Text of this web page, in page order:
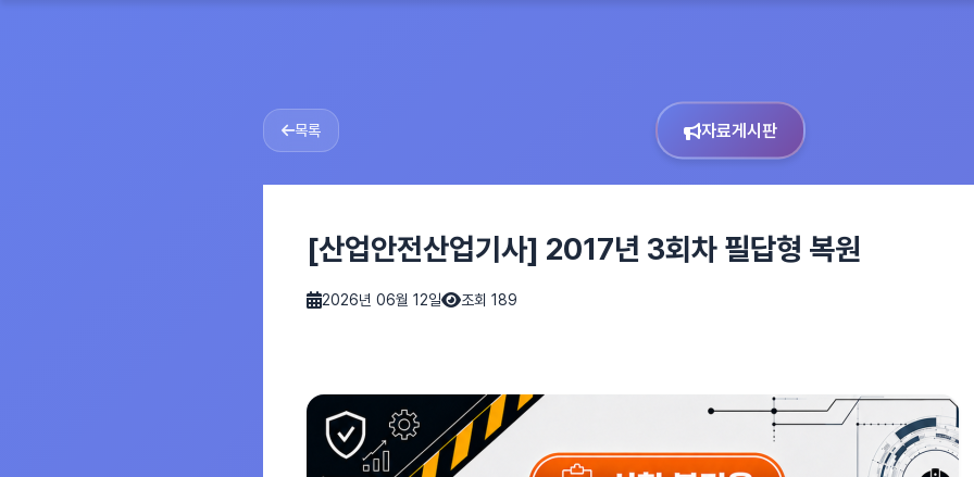
목록 자료게시판
[산업안전산업기사] 2017년 3회차 필답형 복원
2026년 06월 12일 조회 189